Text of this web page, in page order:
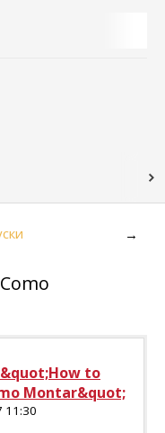
→
to
Montar&quot;
11:30